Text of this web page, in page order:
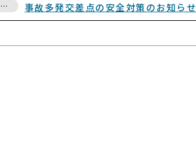
交通規制・道路工事 事故多発交差点の安全対策のお知らせ